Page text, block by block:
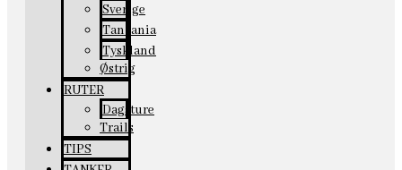
Sverige
Tanzania
Tyskland
Østrig
RUTER
Dagsture
Trails
TIPS